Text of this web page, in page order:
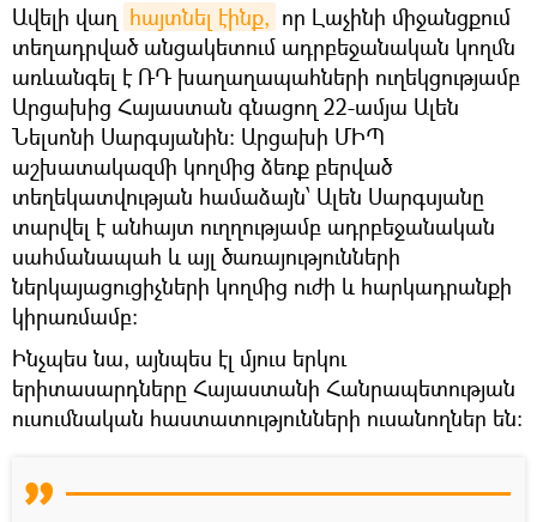
Ավելի վաղ հայտնել էինք, որ Լաչինի միջանցքում
տեղադրված անցակետում ադրբեջանական կողմն
առևանգել է ՌԴ խաղաղապահների ուղեկցությամբ
Արցախից Հայաստան գնացող 22-ամյա Ալեն
Նելսոնի Սարգսյանին։ Արցախի ՄԻՊ
աշխատակազմի կողմից ձեռք բերված
տեղեկատվության համաձայն՝ Ալեն Սարգսյանը
տարվել է անհայտ ուղղությամբ ադրբեջանական
սահմանապահ և այլ ծառայությունների
ներկայացուցիչների կողմից ուժի և հարկադրանքի
կիրառմամբ։
Ինչպես նա, այնպես էլ մյուս երկու
երիտասարդները Հայաստանի Հանրապետության
ուսումնական հաստատությունների ուսանողներ են։